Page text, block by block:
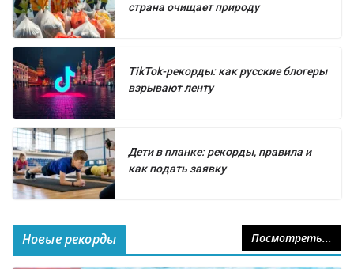
страна очищает природу
TikTok-рекорды: как русские блогеры
взрывают ленту
Дети в планке: рекорды, правила и
как подать заявку
Новые рекорды Посмотреть...